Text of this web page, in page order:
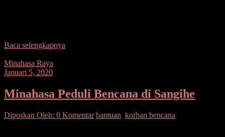
Baca selengkapnya
Minahasa Raya
Januari 5, 2020
Minahasa Peduli Bencana di Sangihe
Diposkan Oleh: 0 Komentar bantuan korban bencana